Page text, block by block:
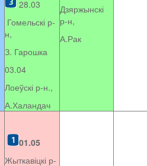
28.03
Гомельскі р-
н,
З. Гарошка
03.04
Лоеўскі р-н.,
А.Халандач
Дзяржынскі
р-н,
А.Рак
01.05
Жыткавіцкі р-